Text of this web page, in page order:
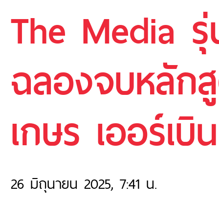
The Media
ฉลองจบหลั
เกษร เออร์เ
26 มิถุนายน 2025, 7:41 น.